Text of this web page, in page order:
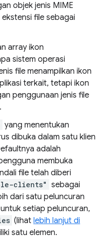
objek jenis MIME
file sebagai
array ikon
sistem operasi
file menampilkan ikon
terkait, tetapi ikon
penggunaan jenis file
yang menentukan
dibuka dalam satu klien
adalah
membuka
file telah diberi
clients" sebagai
dari satu peluncuran
setiap peluncuran,
(lihat lebih lanjut di
satu elemen.